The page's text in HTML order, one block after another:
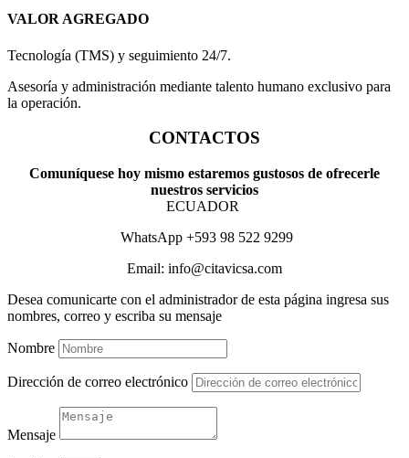
VALOR AGREGADO
Tecnología (TMS) y seguimiento 24/7.
Asesoría y administración mediante talento humano exclusivo para
la operación.
CONTACTOS
Comuníquese hoy mismo estaremos gustosos de ofrecerle
nuestros servicios
ECUADOR
WhatsApp +593 98 522 9299
Email: info@citavicsa.com
Desea comunicarte con el administrador de esta página ingresa sus
nombres, correo y escriba su mensaje
Nombre
Dirección de correo electrónico
Mensaje